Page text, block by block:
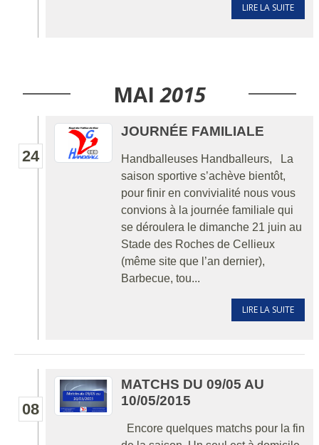
LIRE LA SUITE
MAI 2015
24
JOURNÉE FAMILIALE
Handballeuses Handballeurs, La
saison sportive s’achève bientôt,
pour finir en convivialité nous vous
convions à la journée familiale qui
se déroulera le dimanche 21 juin au
Stade des Roches de Cellieux
(même site que l’an dernier),
Barbecue, tou...
LIRE LA SUITE
08
MATCHS DU 09/05 AU
10/05/2015
Encore quelques matchs pour la fin